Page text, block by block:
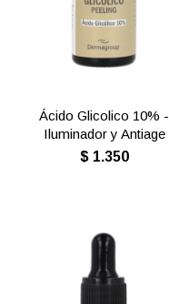
Ácido Glicolico 10% -
Iluminador y Antiage
$ 1.350